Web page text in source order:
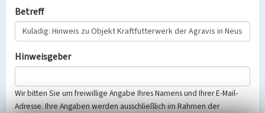
Betreff
Hinweisgeber
Wir bitten Sie um freiwillige Angabe Ihres Namens und Ihrer E-Mail-
Adresse. Ihre Angaben werden ausschließlich im Rahmen der